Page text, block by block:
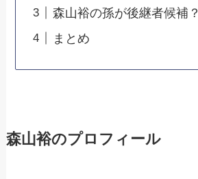
森山裕の孫が後継者候補？
まとめ
森山裕のプロフィール